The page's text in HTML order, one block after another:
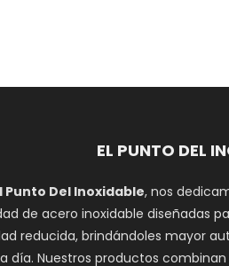
EL PUNTO DEL
Punto Del Inoxidable, nos
de acero inoxidable diseñadas
reducida, brindándoles mayor
día. Nuestros productos